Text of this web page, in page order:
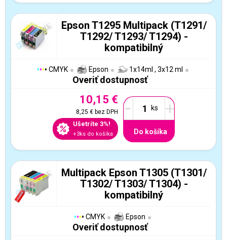
Epson T1295 Multipack (T1291/
T1292/ T1293/ T1294) -
kompatibilný
CMYK Epson 1x14ml , 3x12 ml
Overiť dostupnosť
10,15 €
8,25 €bez DPH
Ušetríte 3%!
+3ks do košíka
- +
Do košíka
Multipack Epson T1305 (T1301/
T1302/ T1303/ T1304) -
kompatibilný
CMYK Epson
Overiť dostupnosť